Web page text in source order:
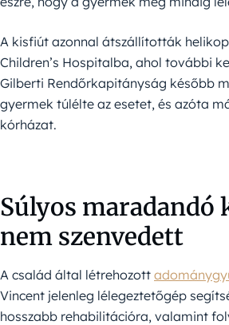
A kisfiút azonnal átszállították
Children’s Hospitalba, ahol további
Gilberti Rendőrkapitányság később
gyermek túlélte az esetet, és azóta
kórházat.
Súlyos maradandó
nem szenvedett
A család által létrehozott
Vincent jelenleg lélegeztetőgép
hosszabb rehabilitációra, valamint